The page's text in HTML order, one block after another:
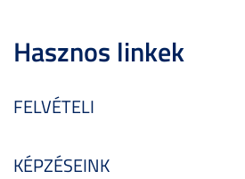
Hasznos linkek
FELVÉTELI
KÉPZÉSEINK